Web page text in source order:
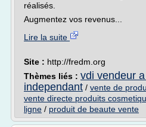
réalisés.
Augmentez vos revenus...
Lire la suite
Site : http://fredm.org
Thèmes liés : vdi vendeur
independant / vente de
vente directe produits
ligne / produit de beaute vente